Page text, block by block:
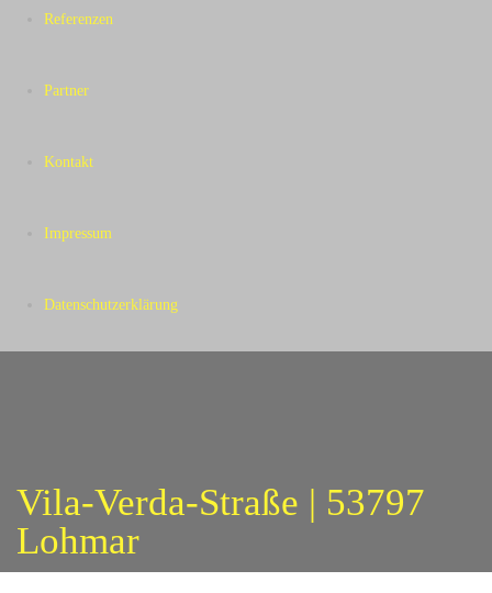
Referenzen
Partner
Kontakt
Impressum
Datenschutzerklärung
Vila-Verda-Straße | 53797
Lohmar